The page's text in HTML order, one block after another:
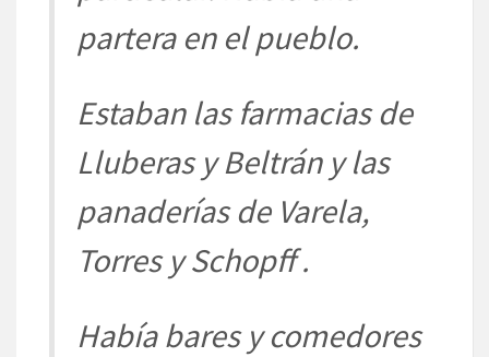
partera en el pueblo.
Estaban las farmacias de
Lluberas y Beltrán y las
panaderías de Varela,
Torres y Schopff .
Había bares y comedores